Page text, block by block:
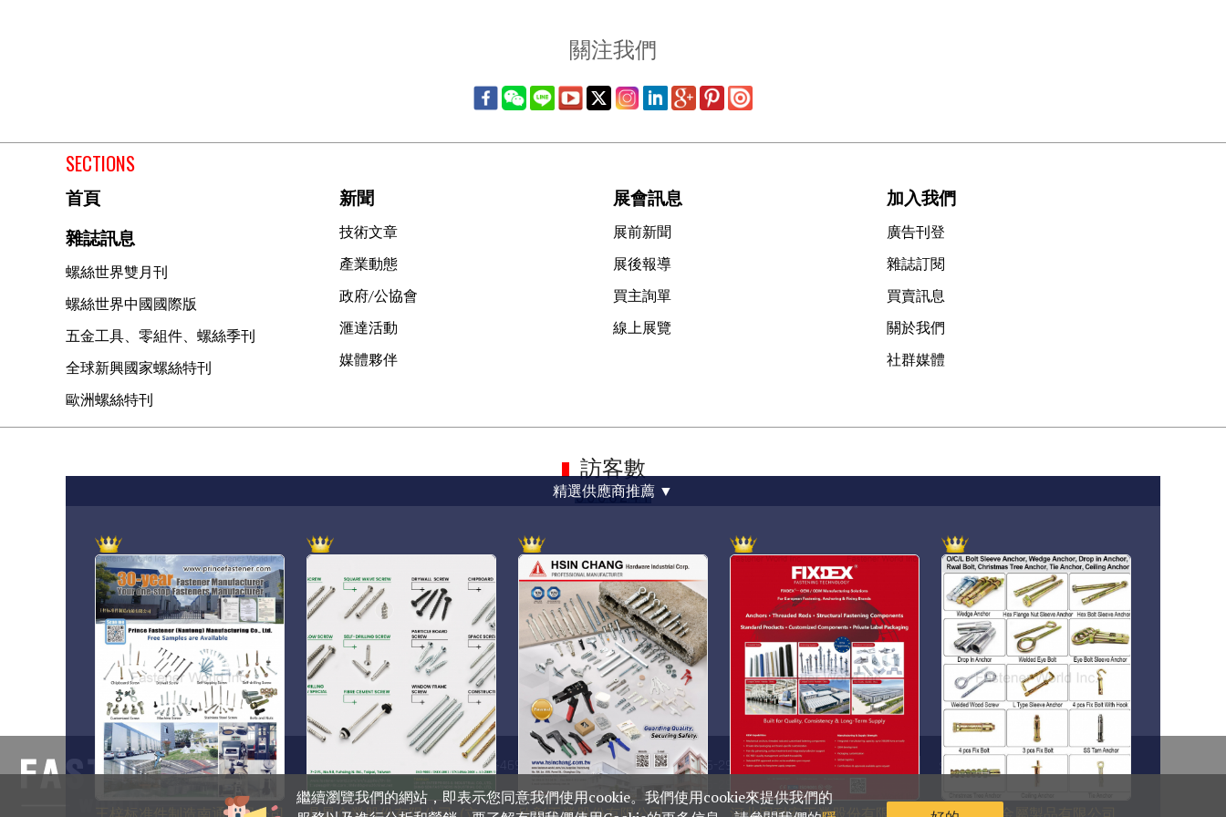
繼續瀏覽我們的網站，即表示您同意我們使用cookie。我們使用cookie來提供我們的
精選供應商推薦 ▼
關注我們
SECTIONS
首頁
雜誌訊息
螺絲世界雙月刊
螺絲世界中國國際版
五金工具、零組件、螺絲季刊
全球新興國家螺絲特刊
歐洲螺絲特刊
新聞
技術文章
產業動態
政府/公協會
滙達活動
媒體夥伴
展會訊息
展前新聞
展後報導
買主詢單
線上展覽
加入我們
廣告刊登
雜誌訂閱
買賣訊息
關於我們
社群媒體
訪客數
708014 台南市安平區育平路469號
電話 : +886-6-2954000(Rep.)
sales@fastener-world.com.tw